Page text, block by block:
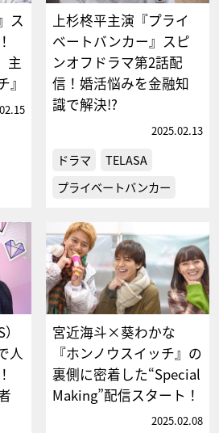
ス
主
上杉柊平主演『プライ
ベートバンカー』スピ
ンオフドラマ第2話配
信！婚活悩みを金融知
識で解決!?
2025.02.13
ドラマ
TELASA
プライベートバンカー
人
宮近海斗×葵わかな
『ホンノウスイッチ』の
裏側に密着した“Special
Making”配信スタート！
2025.02.08